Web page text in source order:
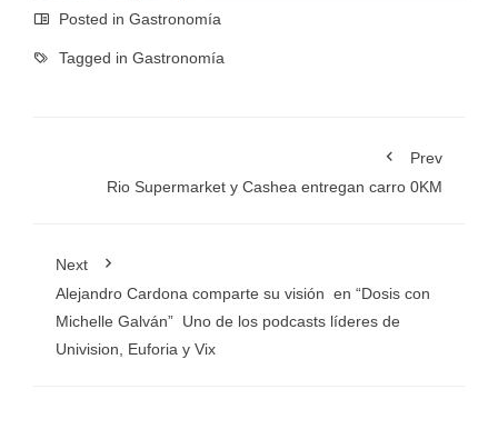
Posted in Gastronomía
Tagged in Gastronomía
Prev
Rio Supermarket y Cashea entregan carro 0KM
Next
Alejandro Cardona comparte su visión en “Dosis con
Michelle Galván” Uno de los podcasts líderes de
Univision, Euforia y Vix